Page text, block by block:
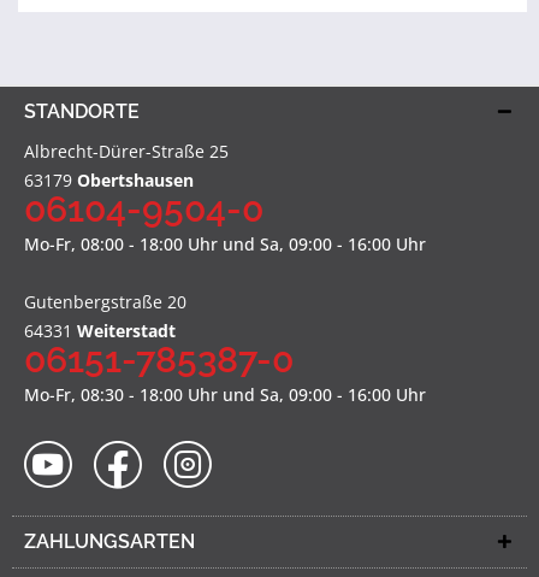
STANDORTE
Albrecht-Dürer-Straße 25
63179 Obertshausen
06104-9504-0
Mo-Fr, 08:00 - 18:00 Uhr und Sa, 09:00 - 16:00 Uhr
Gutenbergstraße 20
64331 Weiterstadt
06151-785387-0
Mo-Fr, 08:30 - 18:00 Uhr und Sa, 09:00 - 16:00 Uhr
ZAHLUNGSARTEN